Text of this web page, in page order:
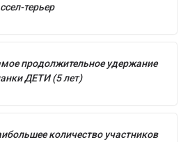
терьер
продолжительное удержание
ДЕТИ (5 лет)
количество участников